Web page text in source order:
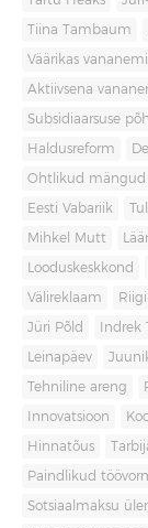
Tiina Tambaum
Väärikas
Aktiivsena
Subsidiaarsuse
Haldusreform
Ohtlikud mängud
Eesti Vabariik
Mihkel Mutt
Looduskeskkond
Välireklaam
Jüri Põld Indrek
Leinapäev
Tehniline areng
Innovatsioon
Hinnatõus
Paindlikud
Sotsiaalmaksu